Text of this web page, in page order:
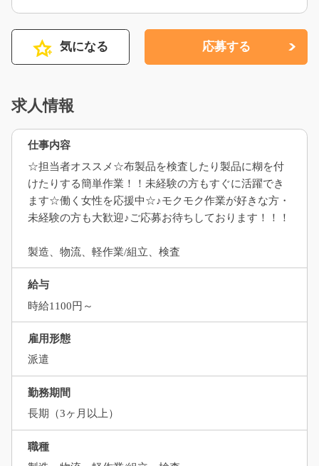
気になる 応募する
求人情報
仕事内容
☆担当者オススメ☆布製品を検査したり製品に糊を付
けたりする簡単作業！！未経験の方もすぐに活躍でき
ます☆働く女性を応援中☆♪モクモク作業が好きな方・
未経験の方も大歓迎♪ご応募お待ちしております！！！
製造、物流、軽作業/組立、検査
給与
時給1100円～
雇用形態
派遣
勤務期間
長期（3ヶ月以上）
職種